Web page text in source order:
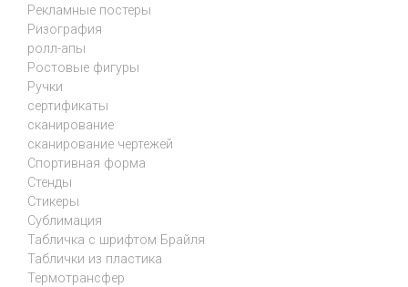
Рекламные постеры
Ризография
ролл-апы
Ростовые фигуры
Ручки
сертификаты
сканирование
сканирование чертежей
Спортивная форма
Стенды
Стикеры
Сублимация
Табличка с шрифтом Брайля
Таблички из пластика
Термотрансфер